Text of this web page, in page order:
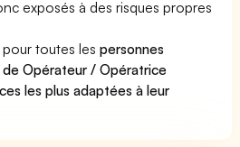
exposés à des risques propres
pour toutes lespersonnes
Opérateur / Opératrice
les plus adaptées à leur